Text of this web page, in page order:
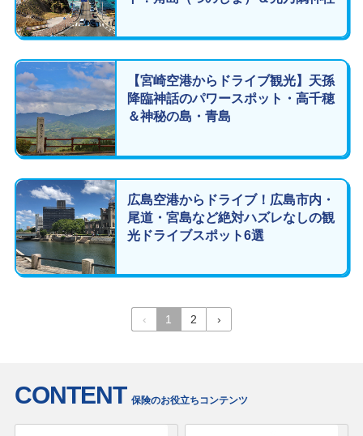
【宮崎空港からドライブ観光】天孫
降臨神話のパワースポット・高千穂
＆神秘の島・青島
広島空港からドライブ！広島市内・
尾道・宮島など絶対ハズレなしの観
光ドライブスポット6選
‹ 1 2 ›
CONTENT 保険のお役立ちコンテンツ